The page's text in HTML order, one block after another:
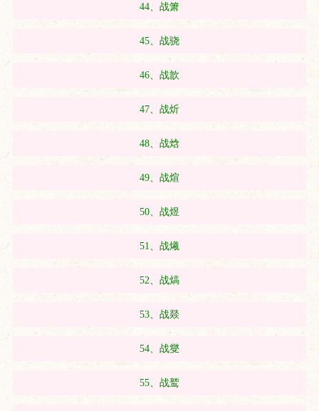
44、战箫
45、战骁
46、战歆
47、战炘
48、战焓
49、战煊
50、战煜
51、战爔
52、战熇
53、战燚
54、战燮
55、战鹫